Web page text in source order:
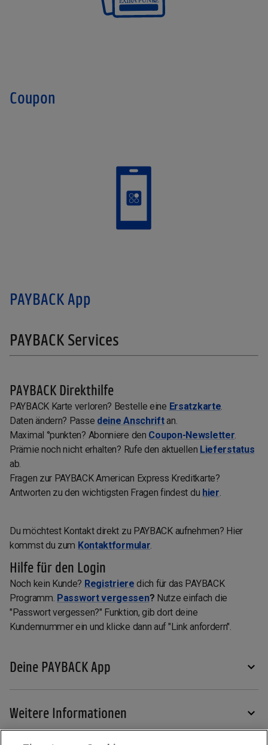
Coupon
PAYBACK App
PAYBACK Services
PAYBACK Direkthilfe
PAYBACK Karte verloren? Bestelle eine Ersatzkarte.
Daten ändern? Passe deine Anschriftan.
Maximal °punkten? Abonniere den Coupon-Newsletter.
Prämie noch nicht erhalten? Rufe den aktuellen Lieferstatus
ab.
Fragen zur PAYBACK American Express Kreditkarte?
Antworten zu den wichtigsten Fragen findest du hier.
Du möchtest Kontakt direkt zu PAYBACK aufnehmen? Hier
kommst du zum Kontaktformular.
Hilfe für den Login
Noch kein Kunde? Registriere dich für das PAYBACK
Programm. Passwort vergessen? Nutze einfach die
"Passwort vergessen?" Funktion, gib dort deine
Kundennummer ein und klicke dann auf "Link anfordern".
Deine PAYBACK App
Weitere Informationen